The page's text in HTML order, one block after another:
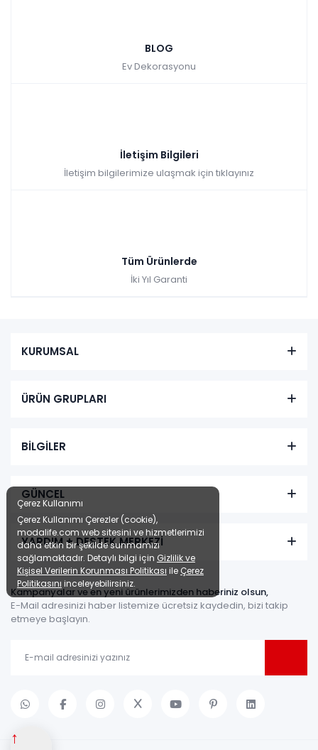
↑
BLOG
Ev Dekorasyonu
İletişim Bilgileri
İletişim bilgilerimize ulaşmak için tıklayınız
Tüm Ürünlerde
İki Yıl Garanti
KURUMSAL
ÜRÜN GRUPLARI
BİLGİLER
GÜNCEL
YARDIM + DESTEK MERKEZİ
Kampanyalar ve en yeni ürünlerimizden haberiniz olsun,
E-Mail adresinizi haber listemize ücretsiz kaydedin, bizi takip
etmeye başlayın.
Çerez Kullanımı
Çerez Kullanımı Çerezler (cookie),
modalife.com web sitesini ve hizmetlerimizi
daha etkin bir şekilde sunmamızı
sağlamaktadır. Detaylı bilgi için Gizlilik ve
Kişisel Verilerin Korunması Politikası ile Çerez
Politikasını inceleyebilirsiniz.